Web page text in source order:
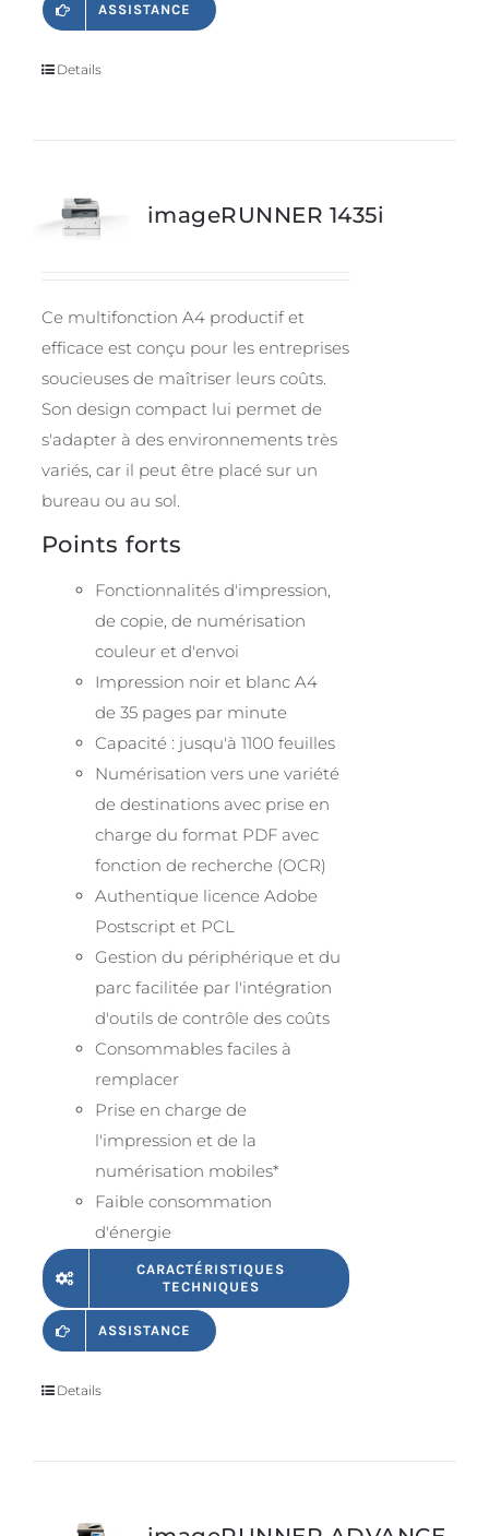
ASSISTANCE
Details
imageRUNNER 1435i
Ce multifonction A4 productif et
efficace est conçu pour les entreprises
soucieuses de maîtriser leurs coûts.
Son design compact lui permet de
s'adapter à des environnements très
variés, car il peut être placé sur un
bureau ou au sol.
Points forts
Fonctionnalités d'impression,
de copie, de numérisation
couleur et d'envoi
Impression noir et blanc A4
de 35 pages par minute
Capacité : jusqu'à 1100 feuilles
Numérisation vers une variété
de destinations avec prise en
charge du format PDF avec
fonction de recherche (OCR)
Authentique licence Adobe
Postscript et PCL
Gestion du périphérique et du
parc facilitée par l'intégration
d'outils de contrôle des coûts
Consommables faciles à
remplacer
Prise en charge de
l'impression et de la
numérisation mobiles*
Faible consommation
d'énergie
CARACTÉRISTIQUES
TECHNIQUES
ASSISTANCE
Details